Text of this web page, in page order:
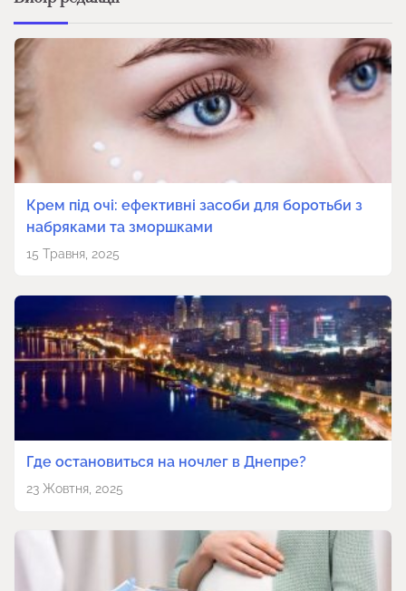
Крем під очі: ефективні засоби для боротьби з
набряками та зморшками
15 Травня, 2025
Где остановиться на ночлег в Днепре?
23 Жовтня, 2025